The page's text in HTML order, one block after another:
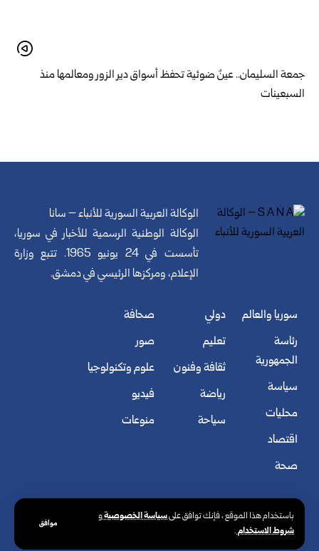
باستخدام هذا الموقع ، فإنك توافق علىسياسة الخصوصيةو
شروط الاستخدام.
موافق
جمعة السليمان.. عينٌ ضوئية تحفظ أسواق دير الزور ومعالمها منذ
السبعينات
الوكالة العربية السورية للأنباء – سانا
الوكالة الوطنية الرسمية للأخبار في سوريا،
تأسست في 24 يونيو 1965. تتبع وزارة
الإعلام، ومركزها الرئيسي في دمشق.
سوريا والعالم
رئاسة
الجمهورية
سياسة
محليات
اقتصاد
صحة
دولي
تعليم
ثقافة وفنون
رياضة
سياحة
صحافة
صور
علوم وتكنولوجيا
فيديو
منوعات
© الوكالة العربية السورية للأنباء. كافة الحقوق محفوظة.